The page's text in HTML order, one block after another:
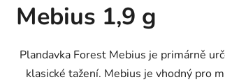
Mebius 1,9 g
Plandavka Forest Mebius je primárně
klasické tažení. Mebius je vhodný pro